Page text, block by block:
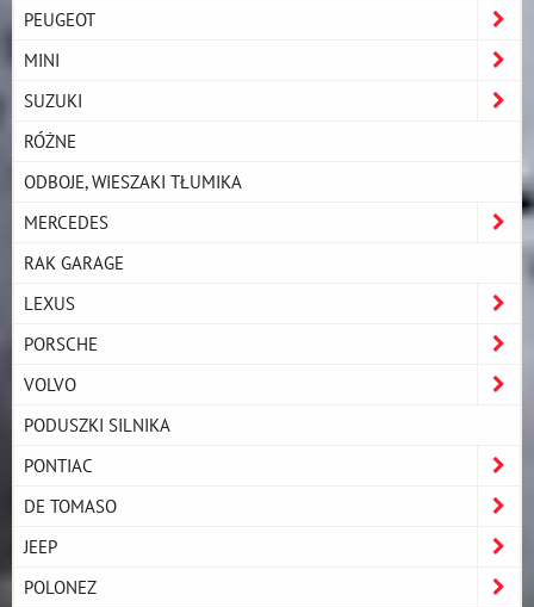
PEUGEOT
MINI
SUZUKI
RÓŻNE
ODBOJE, WIESZAKI TŁUMIKA
MERCEDES
RAK GARAGE
LEXUS
PORSCHE
VOLVO
PODUSZKI SILNIKA
PONTIAC
DE TOMASO
JEEP
POLONEZ